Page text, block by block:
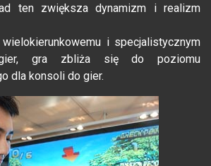
ten zwiększa dynamizm i realizm
i specjalistycznym
gra zbliża się do poziomu
dla konsoli do gier.